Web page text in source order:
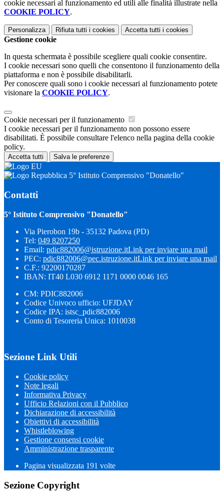
cookie necessari al funzionamento ed utili alle finalità illustrate nella
COOKIE POLICY.
Personalizza Rifiuta tutti i cookies Accetta tutti i cookies
Gestione cookie
In questa schermata è possibile scegliere quali cookie consentire.
I cookie necessari sono quelli che consentono il funzionamento della
piattaforma e non è possibile disabilitarli.
Per conoscere quali sono i cookie necessari al funzionamento potete
visionare la COOKIE POLICY.
Cookie necessari per il funzionamento
I cookie necessari per il funzionamento non possono essere
disabilitati. È possibile consultare l'elenco nella pagina della cookie
policy.
Accetta tutti Salva le preferenze
5° Istituto Comprensivo "Donatello"
Contatti
5° Istituto Comprensivo "Donatello"
Via Pierobon 19b - 35132 Padova (PD)
Tel: 049 8207250
Email: pdic882006@istruzione.itLink per inviare una mail
PEC: pdic882006@pec.istruzione.itLink per inviare una mail
C.F.: 92200170287
IBAN: IT40 L030 6912 1171 0000 0046 165
CM: PDIC882006
Codice Univoco ufficio: UFJDAY
Codice IPA: istsc_pdic882006
Conto di Tesoreria Unica: 1010038
Sezione Link Utili
Cookie policy
Note legali
Informativa Privacy
Ufficio Relazioni con il Pubblico
Dichiarazione di accessibilità
Obiettivi di accessibilità
Whistleblowing
Gestione consensi cookie
Amministrazione trasparente
Pagina visualizzata 191 volte
Sezione Copyright